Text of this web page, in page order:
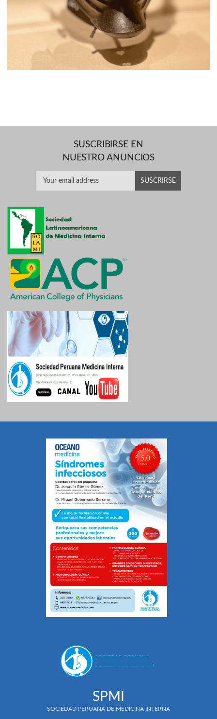
SUSCRIBIRSE EN
NUESTRO ANUNCIOS
SPMI
SOCIEDAD PERUANA DE MEDICINA INTERNA